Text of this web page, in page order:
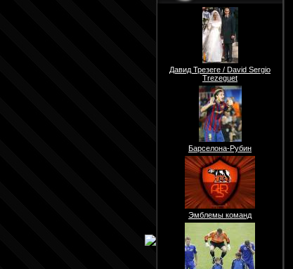
Давид Трезеге / David Sergio
Trezeguet
Барселона-Рубин
Эмблемы команд